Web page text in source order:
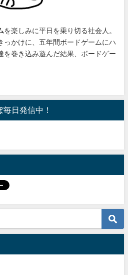
を楽しみに平日を乗り切る社会人。
っかけに、 五年間ボードゲームにハ
を巻き込み遊んだ結果、ボードゲー
日発信中！